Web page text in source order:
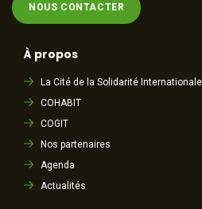
NOUS CONTACTER
À propos
La Cité de la Solidarité Internationale
COHABIT
COGIT
Nos partenaires
Agenda
Actualités